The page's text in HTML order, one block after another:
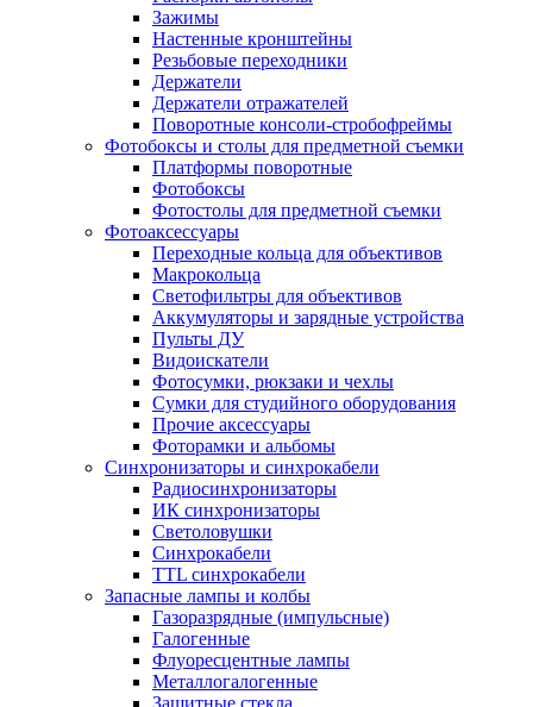
Зажимы
Настенные кронштейны
Резьбовые переходники
Держатели
Держатели отражателей
Поворотные консоли-стробофреймы
Фотобоксы и столы для предметной съемки
Платформы поворотные
Фотобоксы
Фотостолы для предметной съемки
Фотоаксессуары
Переходные кольца для объективов
Макрокольца
Светофильтры для объективов
Аккумуляторы и зарядные устройства
Пульты ДУ
Видоискатели
Фотосумки, рюкзаки и чехлы
Сумки для студийного оборудования
Прочие аксессуары
Фоторамки и альбомы
Синхронизаторы и синхрокабели
Радиосинхронизаторы
ИК синхронизаторы
Светоловушки
Синхрокабели
TTL синхрокабели
Запасные лампы и колбы
Газоразрядные (импульсные)
Галогенные
Флуоресцентные лампы
Металлогалогенные
Защитные стекла